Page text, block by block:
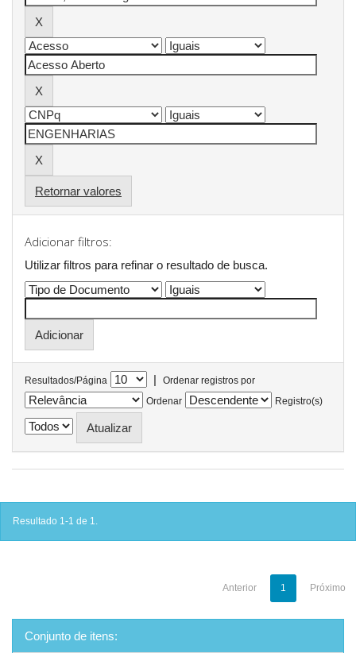
Retornar valores
Adicionar filtros:
Utilizar filtros para refinar o resultado de busca.
Resultados/Página |
Ordenar registros por
Ordenar
Registro(s)
Resultado 1-1 de 1.
Anterior 1 Próximo
Conjunto de itens: